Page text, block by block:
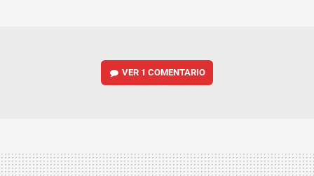
VER 1 COMENTARIO